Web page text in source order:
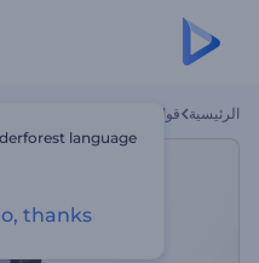
الرئيسية قوالب
language
thanks